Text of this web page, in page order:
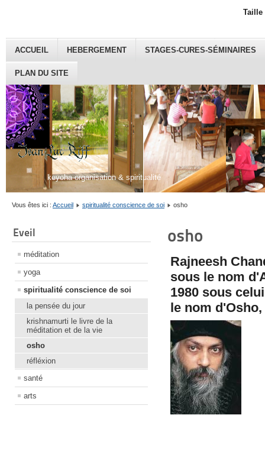
keyoha organisation & spiritualité
ACCUEIL HEBERGEMENT STAGES-CURES-SÉMINAIRES
PLAN DU SITE
Taille
Vous êtes ici : Accueil spiritualité conscience de soi osho
Eveil
méditation
yoga
spiritualité conscience de soi
la pensée du jour
krishnamurti le livre de la
méditation et de la vie
osho
réfléxion
santé
arts
osho
Rajneesh
sous le nom
1980 sous
le nom d'Osho,